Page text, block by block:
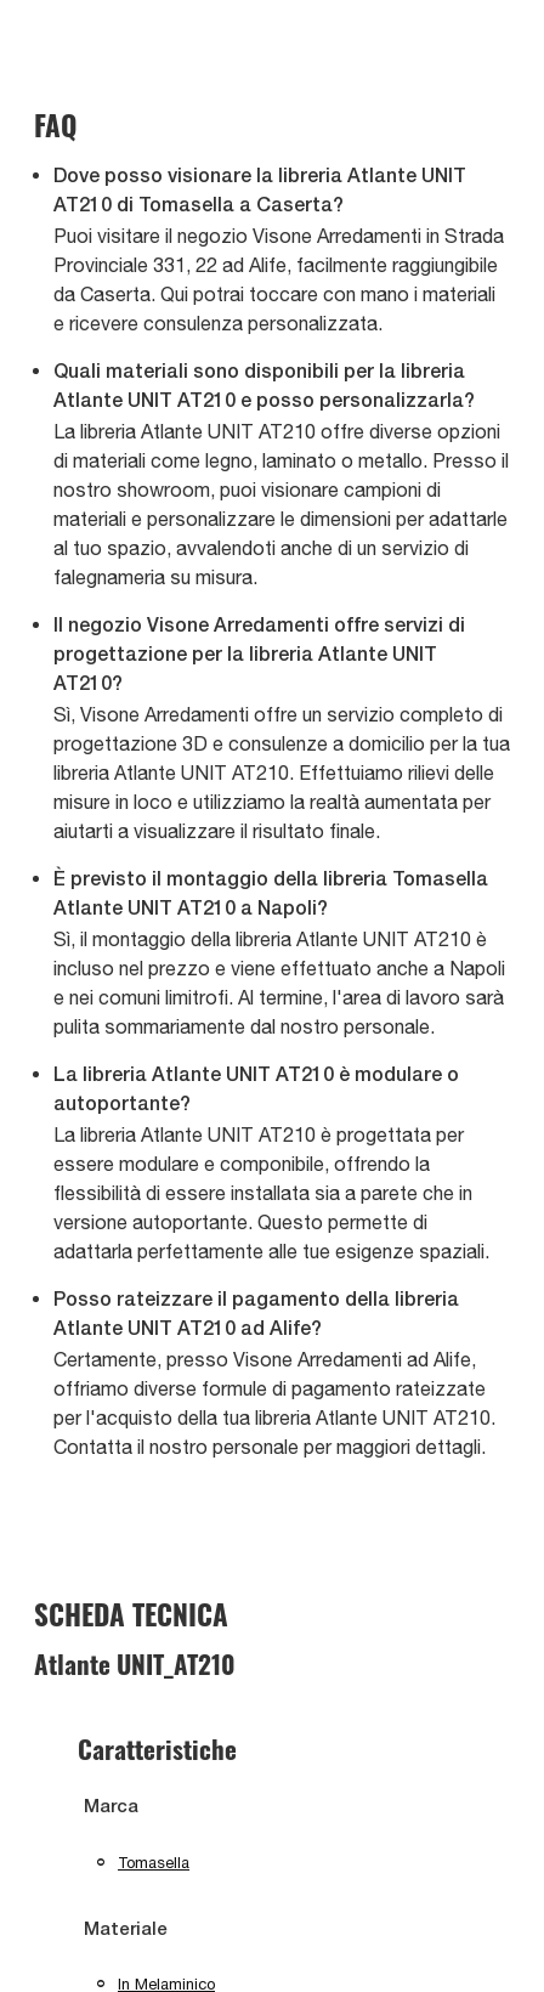
FAQ
Dove posso visionare la libreria Atlante UNIT
AT210 di Tomasella a Caserta?
Puoi visitare il negozio Visone Arredamenti in Strada
Provinciale 331, 22 ad Alife, facilmente raggiungibile
da Caserta. Qui potrai toccare con mano i materiali
e ricevere consulenza personalizzata.
Quali materiali sono disponibili per la libreria
Atlante UNIT AT210 e posso personalizzarla?
La libreria Atlante UNIT AT210 offre diverse opzioni
di materiali come legno, laminato o metallo. Presso il
nostro showroom, puoi visionare campioni di
materiali e personalizzare le dimensioni per adattarle
al tuo spazio, avvalendoti anche di un servizio di
falegnameria su misura.
Il negozio Visone Arredamenti offre servizi di
progettazione per la libreria Atlante UNIT
AT210?
Sì, Visone Arredamenti offre un servizio completo di
progettazione 3D e consulenze a domicilio per la tua
libreria Atlante UNIT AT210. Effettuiamo rilievi delle
misure in loco e utilizziamo la realtà aumentata per
aiutarti a visualizzare il risultato finale.
È previsto il montaggio della libreria Tomasella
Atlante UNIT AT210 a Napoli?
Sì, il montaggio della libreria Atlante UNIT AT210 è
incluso nel prezzo e viene effettuato anche a Napoli
e nei comuni limitrofi. Al termine, l'area di lavoro sarà
pulita sommariamente dal nostro personale.
La libreria Atlante UNIT AT210 è modulare o
autoportante?
La libreria Atlante UNIT AT210 è progettata per
essere modulare e componibile, offrendo la
flessibilità di essere installata sia a parete che in
versione autoportante. Questo permette di
adattarla perfettamente alle tue esigenze spaziali.
Posso rateizzare il pagamento della libreria
Atlante UNIT AT210 ad Alife?
Certamente, presso Visone Arredamenti ad Alife,
offriamo diverse formule di pagamento rateizzate
per l'acquisto della tua libreria Atlante UNIT AT210.
Contatta il nostro personale per maggiori dettagli.
SCHEDA TECNICA
Atlante UNIT_AT210
Caratteristiche
Marca
Tomasella
Materiale
In Melaminico